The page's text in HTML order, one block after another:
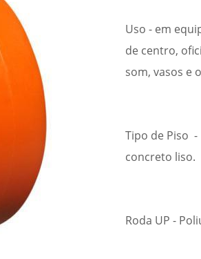
Uso - em
de centro,
som, vasos e
Tipo de Piso
concreto liso.
Roda UP -